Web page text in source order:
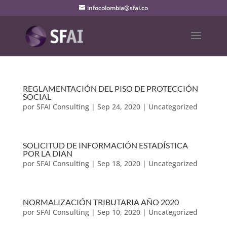
infocolombia@sfai.co
REGLAMENTACIÓN DEL PISO DE PROTECCIÓN
SOCIAL
por SFAI Consulting| Sep 24, 2020| Uncategorized
SOLICITUD DE INFORMACIÓN ESTADÍSTICA
POR LA DIAN
por SFAI Consulting| Sep 18, 2020| Uncategorized
NORMALIZACIÓN TRIBUTARIA AÑO 2020
por SFAI Consulting| Sep 10, 2020| Uncategorized